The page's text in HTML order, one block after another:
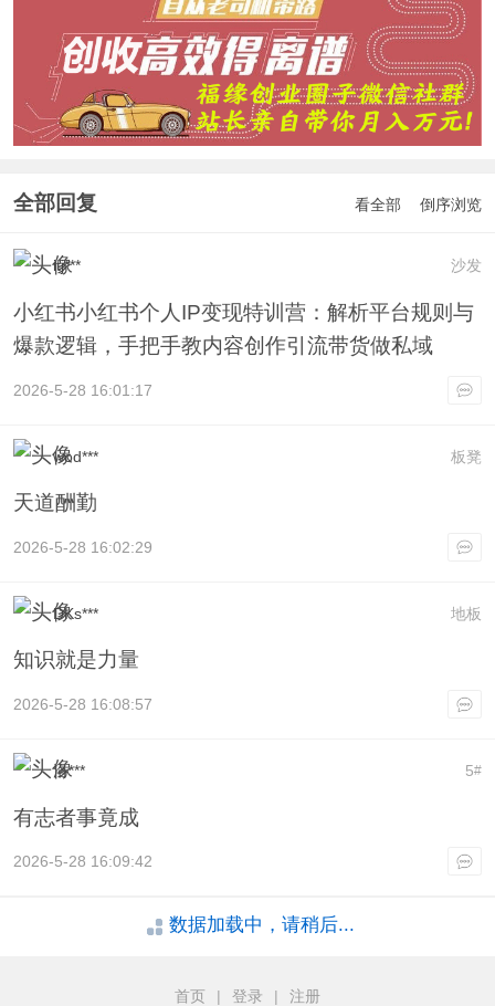
全部回复 看全部 倒序浏览
沙发
itj***
小红书小红书个人IP变现特训营：解析平台规则与
爆款逻辑，手把手教内容创作引流带货做私域
2026-5-28 16:01:17
板凳
wod***
天道酬勤
2026-5-28 16:02:29
地板
DKs***
知识就是力量
2026-5-28 16:08:57
5#
洛***
有志者事竟成
2026-5-28 16:09:42
数据加载中，请稍后...
首页 | 登录 | 注册